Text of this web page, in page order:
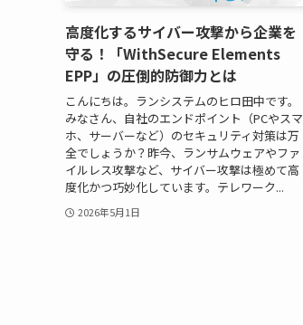
高度化するサイバー攻撃から企業を
守る！「WithSecure Elements
EPP」の圧倒的防御力とは
こんにちは。ランシステムのヒロ田中です。
みなさん、自社のエンドポイント（PCやスマ
ホ、サーバーなど）のセキュリティ対策は万
全でしょうか？昨今、ランサムウェアやファ
イルレス攻撃など、サイバー攻撃は極めて高
度化かつ巧妙化しています。テレワーク...
2026年5月1日